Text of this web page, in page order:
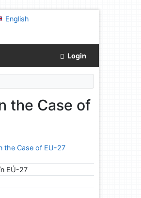
English
Login
the Case of
the Case of EU-27
EÚ-27